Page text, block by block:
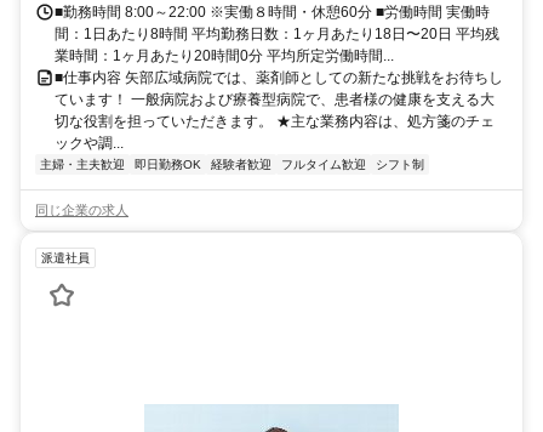
■勤務時間 8:00～22:00 ※実働８時間・休憩60分 ■労働時間 実働時
間：1日あたり8時間 平均勤務日数：1ヶ月あたり18日〜20日 平均残
業時間：1ヶ月あたり20時間0分 平均所定労働時間...
■仕事内容 矢部広域病院では、薬剤師としての新たな挑戦をお待ちし
ています！ 一般病院および療養型病院で、患者様の健康を支える大
切な役割を担っていただきます。 ★主な業務内容は、処方箋のチェ
ックや調...
主婦・主夫歓迎 即日勤務OK 経験者歓迎 フルタイム歓迎 シフト制
同じ企業の求人
派遣社員